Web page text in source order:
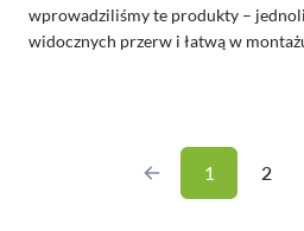
wprowadziliśmy te produkty –
widocznych przerw i łatwą w
1 2